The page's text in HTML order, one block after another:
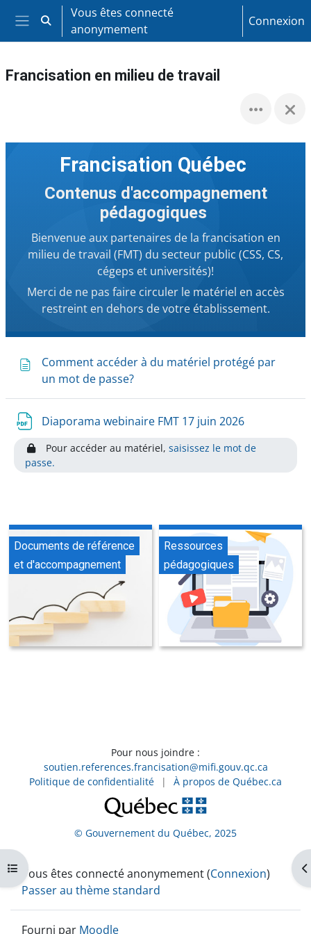
Passer au contenu principal
Panneau latéral
Activer/désactiver la saisie de recherche
Vous êtes connecté
anonymement
Connexion
Ouvrir l’index du cours
Francisation en milieu de travail
Francisation Québec
Contenus d'accompagnement
pédagogiques
Bienvenue aux partenaires de la francisation en
milieu de travail (FMT) du secteur public (CSS, CS,
cégeps et universités)!
Merci de ne pas faire circuler le matériel en accès
restreint en dehors de votre établissement.
Comment accéder à du matériel protégé par
un mot de passe?
Diaporama webinaire FMT 17 juin 2026
Pour accéder au matériel, saisissez le mot de
passe.
Documents de référence
et d'accompagnement
Ressources
pédagogiques
Pour nous joindre :
soutien.references.francisation@mifi.gouv.qc.ca
Politique de confidentialité
| À propos de Québec.ca
© Gouvernement du Québec, 2025
Vous êtes connecté anonymement (Connexion)
Passer au thème standard
Fourni par Moodle